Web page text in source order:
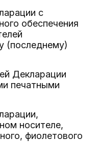
с
обеспечения
(последнему)
Декларации
печатными
носителе,
фиолетового